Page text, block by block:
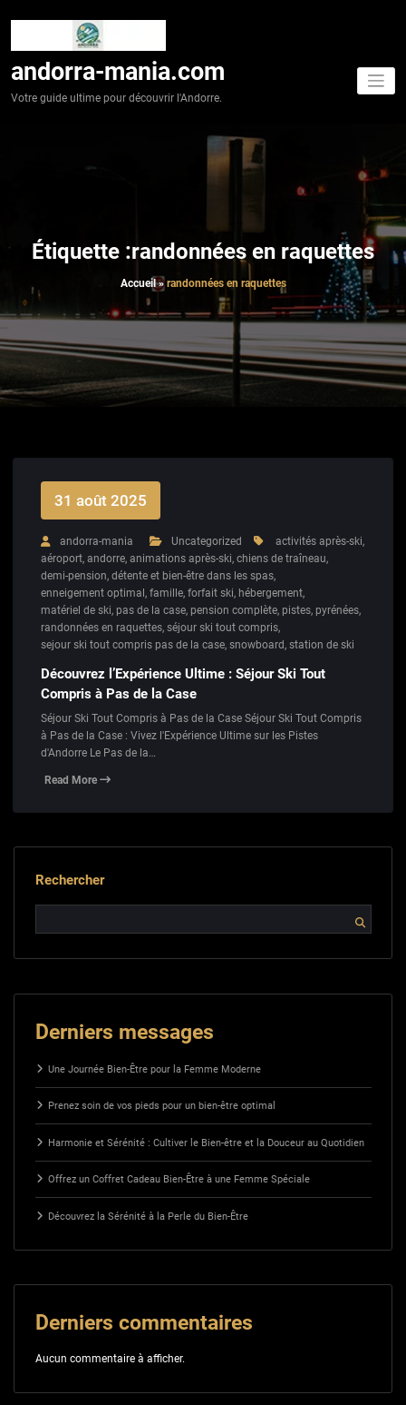
andorra-mania.com
Votre guide ultime pour découvrir l'Andorre.
Étiquette :randonnées en raquettes
Accueil»randonnées en raquettes
31 août 2025
andorra-mania Uncategorized activités après-ski,
aéroport, andorre, animations après-ski, chiens de traîneau,
demi-pension, détente et bien-être dans les spas,
enneigement optimal , famille, forfait ski, hébergement,
matériel de ski, pas de la case, pension complète, pistes, pyrénées,
randonnées en raquettes, séjour ski tout compris,
sejour ski tout compris pas de la case, snowboard, station de ski
Découvrez l’Expérience Ultime : Séjour Ski Tout
Compris à Pas de la Case
Séjour Ski Tout Compris à Pas de la Case Séjour Ski Tout Compris
à Pas de la Case : Vivez l'Expérience Ultime sur les Pistes
d'Andorre Le Pas de la…
Read More
Rechercher
Derniers messages
Une Journée Bien-Être pour la Femme Moderne
Prenez soin de vos pieds pour un bien-être optimal
Harmonie et Sérénité : Cultiver le Bien-être et la Douceur au Quotidien
Offrez un Coffret Cadeau Bien-Être à une Femme Spéciale
Découvrez la Sérénité à la Perle du Bien-Être
Derniers commentaires
Aucun commentaire à afficher.